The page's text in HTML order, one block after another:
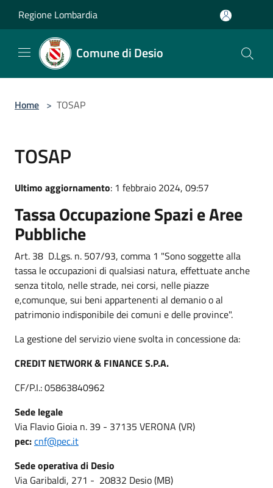
Regione Lombardia
Comune di Desio
Home > TOSAP
TOSAP
Ultimo aggiornamento: 1 febbraio 2024, 09:57
Tassa Occupazione Spazi e Aree
Pubbliche
Art. 38 D.Lgs. n. 507/93, comma 1 "Sono soggette alla
tassa le occupazioni di qualsiasi natura, effettuate anche
senza titolo, nelle strade, nei corsi, nelle piazze
e,comunque, sui beni appartenenti al demanio o al
patrimonio indisponibile dei comuni e delle province".
La gestione del servizio viene svolta in concessione da:
CREDIT NETWORK & FINANCE S.P.A.
CF/P.I.: 05863840962
Sede legale
Via Flavio Gioia n. 39 - 37135 VERONA (VR)
pec:cnf@pec.it
Sede operativa di Desio
Via Garibaldi, 271 - 20832 Desio (MB)